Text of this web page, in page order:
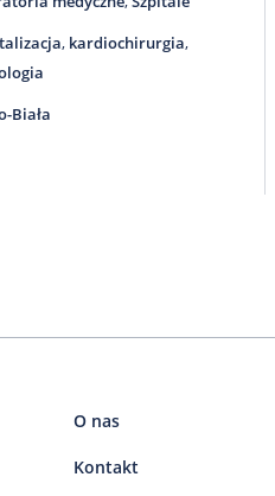
, kardiochirurgia,
Biała
O nas
Kontakt